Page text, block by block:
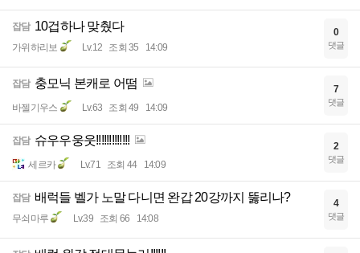
잡담 10겁하나 맞췄다
가위하리보 Lv.12 조회 35 14:09
0
댓글
잡담 충모닉 본캐로 어떰
바젤기우스 Lv.63 조회 49 14:09
7
댓글
잡담 슈우우웅웃!!!!!!!!!!!!!
세르카 Lv.71 조회 44 14:09
2
댓글
잡담 배럭들 벨가 노말 다니면 완갑 20강까지 뚫리나?
무쇠마루 Lv.39 조회 66 14:08
4
댓글